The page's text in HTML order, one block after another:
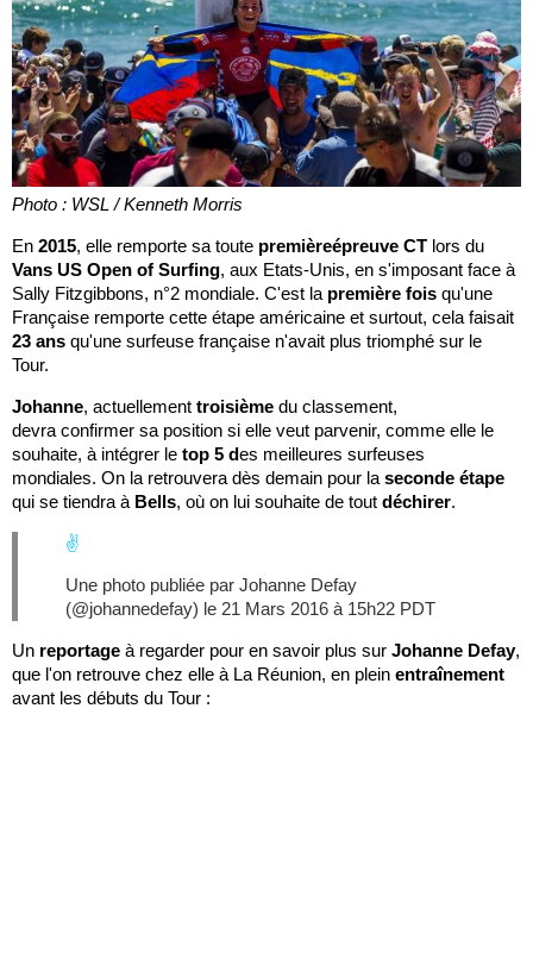
Photo : WSL / Kenneth Morris
En 2015, elle remporte sa toute premièreépreuve CT lors du
Vans US Open of Surfing, aux Etats-Unis, en s'imposant face à
Sally Fitzgibbons, n°2 mondiale. C'est la première fois qu'une
Française remporte cette étape américaine et surtout, cela faisait
23 ans qu'une surfeuse française n'avait plus triomphé sur le
Tour.
Johanne, actuellement troisième du classement,
devra confirmer sa position si elle veut parvenir, comme elle le
souhaite, à intégrer le top 5 des meilleures surfeuses
mondiales. On la retrouvera dès demain pour la seconde étape
qui se tiendra à Bells, où on lui souhaite de tout déchirer.
✌
Une photo publiée par Johanne Defay
(@johannedefay) le 21 Mars 2016 à 15h22 PDT
Un reportage à regarder pour en savoir plus sur Johanne Defay,
que l'on retrouve chez elle à La Réunion, en plein entraînement
avant les débuts du Tour :